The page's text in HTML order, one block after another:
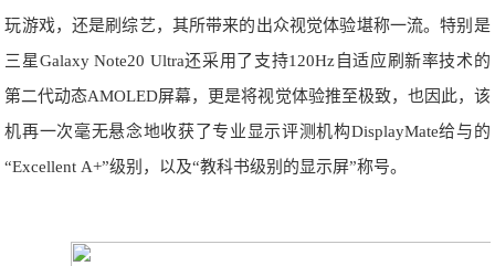
玩游戏，还是刷综艺，其所带来的出众视觉体验堪称一流。特别是
三星Galaxy Note20 Ultra还采用了支持120Hz自适应刷新率技术的
第二代动态AMOLED屏幕，更是将视觉体验推至极致，也因此，该
机再一次毫无悬念地收获了专业显示评测机构DisplayMate给与的
“Excellent A+”级别，以及“教科书级别的显示屏”称号。